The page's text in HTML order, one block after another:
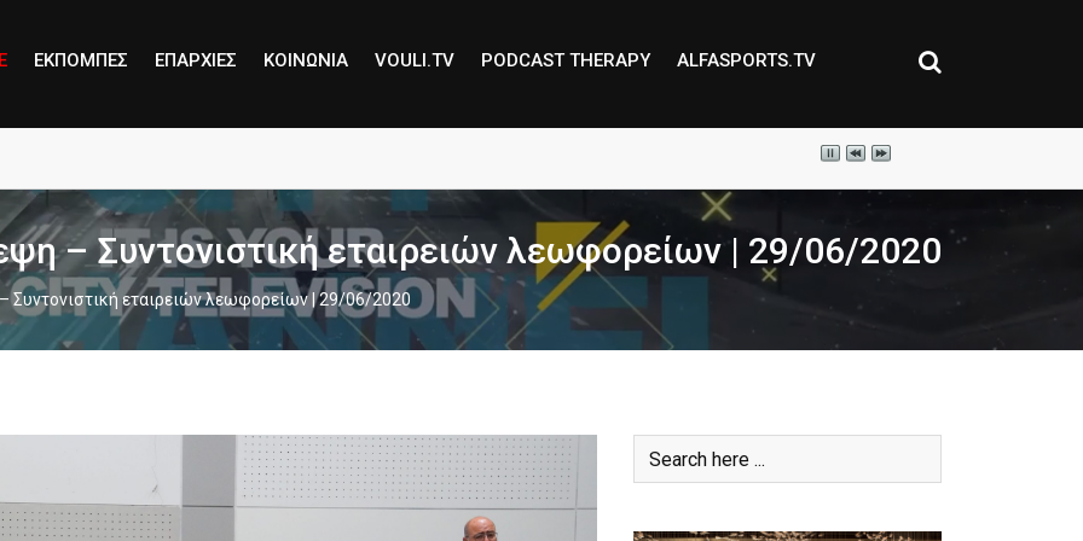
ΕΚΠΟΜΠΕΣ ΕΠΑΡΧΙΕΣ ΚΟΙΝΩΝΙΑ VOULI.TV PODCAST THERAPY ALFASPORTS.TV
στα Λατσιά – Γέρι
– Συντονιστική εταιρειών λεωφορείων | 29/06/2020
Συντονιστική εταιρειών λεωφορείων | 29/06/2020